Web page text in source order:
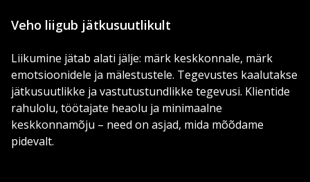
Veho liigub jätkusuutlikult
Liikumine jätab alati jälje: märk keskkonnale, märk
emotsioonidele ja mälestustele. Tegevustes kaalutakse
jätkusuutlikke ja vastutustundlikke tegevusi. Klientide
rahulolu, töötajate heaolu ja minimaalne
keskkonnamõju – need on asjad, mida mõõdame
pidevalt.